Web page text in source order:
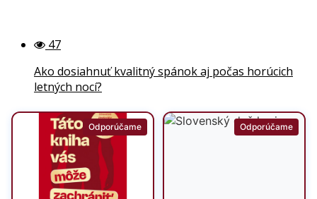
47
Ako dosiahnuť kvalitný spánok aj počas horúcich
letných nocí?